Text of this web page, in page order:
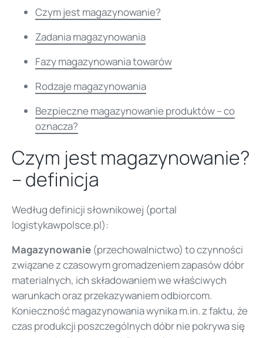
Czym jest magazynowanie?
Zadania magazynowania
Fazy magazynowania towarów
Rodzaje magazynowania
Bezpieczne magazynowanie produktów – co
oznacza?
Czym jest magazynowanie?
– definicja
Według definicji słownikowej (portal
logistykawpolsce.pl):
Magazynowanie (przechowalnictwo) to czynności
związane z czasowym gromadzeniem zapasów dóbr
materialnych, ich składowaniem we właściwych
warunkach oraz przekazywaniem odbiorcom.
Konieczność magazynowania wynika m.in. z faktu, że
czas produkcji poszczególnych dóbr nie pokrywa się